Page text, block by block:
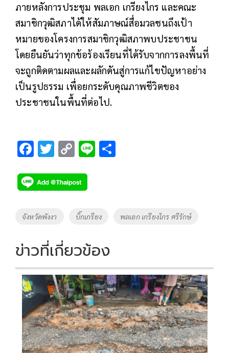
ภายหลังการประชุม พลเอก เกรียงไกร และคณะ
สมาชิกวุฒิสภาได้ให้สัมภาษณ์สื่อมวลชนถึงเป้า
หมายของโครงการสมาชิกวุฒิสภาพบประชาชน
โดยยืนยันว่าทุกข้อร้องเรียนที่ได้รับจากการลงพื้นที่
จะถูกติดตามผลและผลักดันสู่การแก้ไขปัญหาอย่าง
เป็นรูปธรรม เพื่อยกระดับคุณภาพชีวิตของ
ประชาชนในพื้นที่ต่อไป.
F
e
b
o
k
T
tt
er
C
p
y
Li
k
Li
Tags
จังหวัดพังงา บิ๊กเกรียง พลเอก เกรียงไกร ศรีรักษ์
ข่าวที่เกี่ยวข้อง